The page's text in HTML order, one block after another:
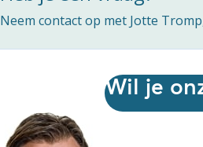
Neem contact op met Jotte
Wil je